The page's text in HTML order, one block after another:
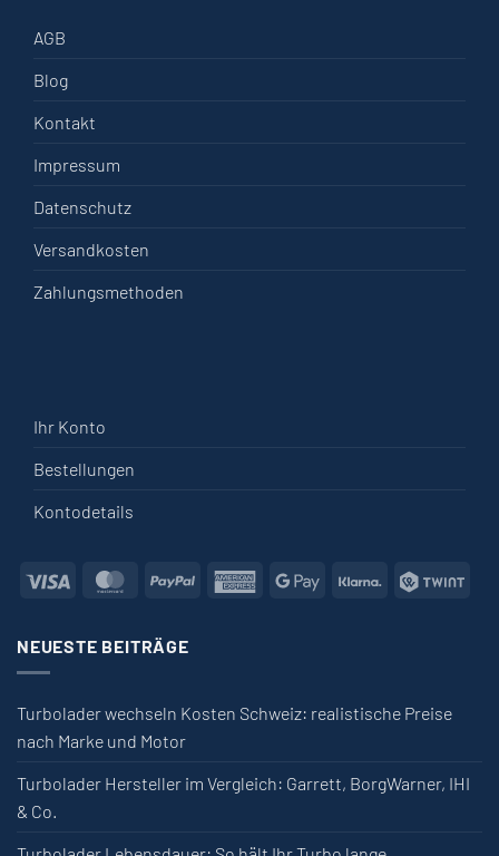
AGB
Blog
Kontakt
Impressum
Datenschutz
Versandkosten
Zahlungsmethoden
Ihr Konto
Bestellungen
Kontodetails
Visa MasterCardPayPal American Express
Google PayKlarna
NEUESTE BEITRÄGE
Turbolader wechseln Kosten Schweiz: realistische Preise
nach Marke und Motor
Turbolader Hersteller im Vergleich: Garrett, BorgWarner, IHI
& Co.